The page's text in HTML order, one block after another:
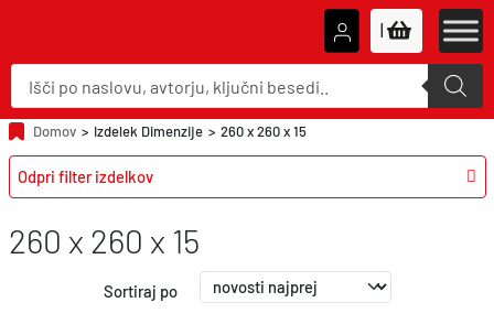
P
o
d
u
c
t
s
r
c
|
Domov > Izdelek Dimenzije > 260 x 260 x 15
260 x 260 x 15
Sortiraj po
Odpri filter izdelkov